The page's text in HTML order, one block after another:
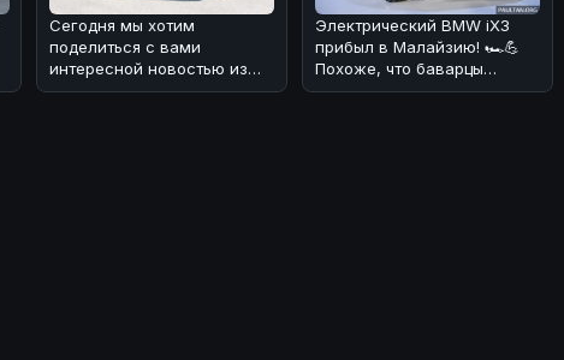
Сегодня мы хотим
поделиться с вами
интересной новостью из
мира BMW! 🏎На аукционе
Электрический BMW iX3
прибыл в Малайзию! 🏎💪
Похоже, что баварцы
наконец-то добрались до